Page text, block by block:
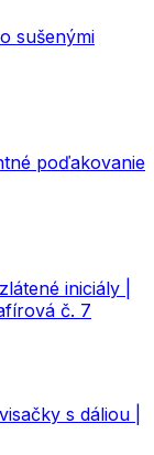
sušenými
poďakovanie
iniciály |
č. 7
s dáliou |